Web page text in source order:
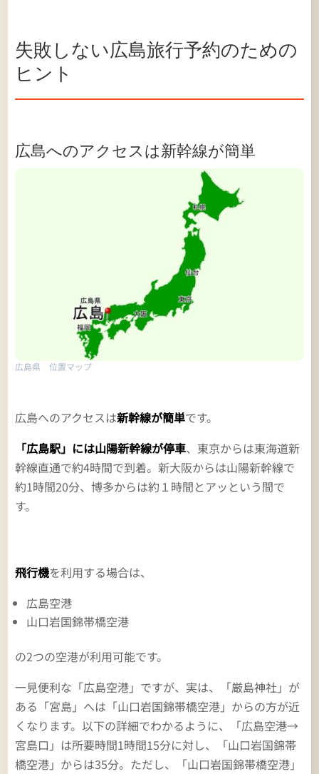
失敗しない広島旅行予約のための
ヒント
広島へのアクセスは新幹線が簡単
広島県 位置マップ
広島へのアクセスは新幹線が簡単です。
「広島駅」には山陽新幹線が停車、東京からは東海道新
幹線直通で約4時間で到着。新大阪からは山陽新幹線で
約1時間20分、博多からは約１時間とアッという間で
す。
飛行機を利用する場合は、
広島空港
山口岩国錦帯橋空港
の2つの空港が利用可能です。
一見便利な「広島空港」ですが、実は、「厳島神社」が
ある「宮島」へは「山口岩国錦帯橋空港」からの方が近
くなります。以下の詳細でわかるように、「広島空港→
宮島口」は所要時間1時間15分に対し、「山口岩国錦帯
橋空港」からは35分。ただし、「山口岩国錦帯橋空港」